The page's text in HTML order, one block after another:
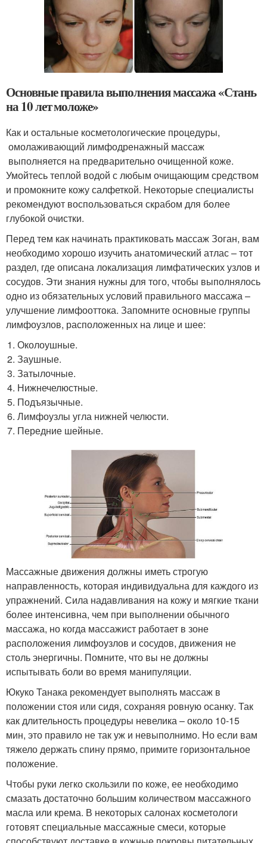
Основные правила выполнения массажа «Стань
на 10 лет моложе»
Как и остальные косметологические процедуры,
омолаживающий лимфодренажный массаж
выполняется на предварительно очищенной коже.
Умойтесь теплой водой с любым очищающим средством
и промокните кожу салфеткой. Некоторые специалисты
рекомендуют воспользоваться скрабом для более
глубокой очистки.
Перед тем как начинать практиковать массаж Зоган, вам
необходимо хорошо изучить анатомический атлас – тот
раздел, где описана локализация лимфатических узлов и
сосудов. Эти знания нужны для того, чтобы выполнялось
одно из обязательных условий правильного массажа –
улучшение лимфооттока. Запомните основные группы
лимфоузлов, расположенных на лице и шее:
Околоушные.
Заушные.
Затылочные.
Нижнечелюстные.
Подъязычные.
Лимфоузлы угла нижней челюсти.
Передние шейные.
Массажные движения должны иметь строгую
направленность, которая индивидуальна для каждого из
упражнений. Сила надавливания на кожу и мягкие ткани
более интенсивна, чем при выполнении обычного
массажа, но когда массажист работает в зоне
расположения лимфоузлов и сосудов, движения не
столь энергичны. Помните, что вы не должны
испытывать боли во время манипуляции.
Юкуко Танака рекомендует выполнять массаж в
положении стоя или сидя, сохраняя ровную осанку. Так
как длительность процедуры невелика – около 10-15
мин, это правило не так уж и невыполнимо. Но если вам
тяжело держать спину прямо, примите горизонтальное
положение.
Чтобы руки легко скользили по коже, ее необходимо
смазать достаточно большим количеством массажного
масла или крема. В некоторых салонах косметологи
готовят специальные массажные смеси, которые